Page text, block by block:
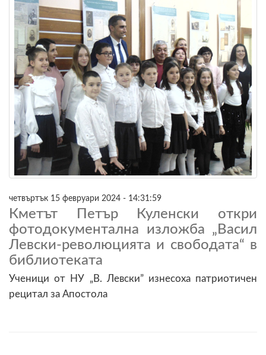
четвъртък 15 февруари 2024 - 14:31:59
Кметът Петър Куленски откри
фотодокументална изложба „Васил
Левски-революцията и свободата“ в
библиотеката
Ученици от НУ „В. Левски” изнесоха патриотичен
рецитал за Апостола